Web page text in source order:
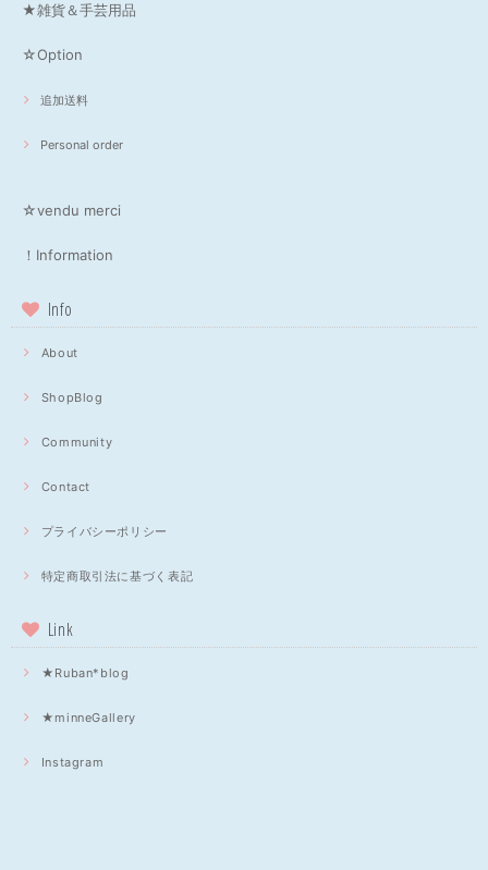
★雑貨＆手芸用品
☆Option
追加送料
Personal order
☆vendu merci
！Information
Info
About
ShopBlog
Community
Contact
プライバシーポリシー
特定商取引法に基づく表記
Link
★Ruban*blog
★minneGallery
Instagram